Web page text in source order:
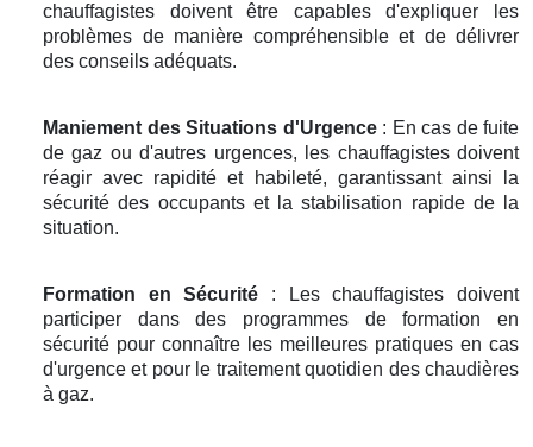
chauffagistes doivent être capables d'expliquer les
problèmes de manière compréhensible et de délivrer
des conseils adéquats.
Maniement des Situations d'Urgence: En cas de fuite
de gaz ou d'autres urgences, les chauffagistes doivent
réagir avec rapidité et habileté, garantissant ainsi la
sécurité des occupants et la stabilisation rapide de la
situation.
Formation en Sécurité : Les chauffagistes doivent
participer dans des programmes de formation en
sécurité pour connaître les meilleures pratiques en cas
d'urgence et pour le traitement quotidien des chaudières
à gaz.